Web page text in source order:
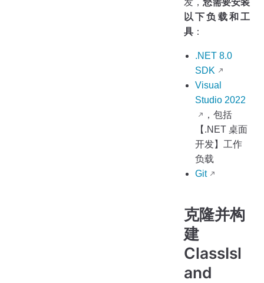
发， 您需要安装
以下负载和工
具 ：
.NET 8.0
SDK
Visual
Studio 2022
，包括
【.NET 桌面
开发】工作
负载
Git
克隆并构
建
ClassIsl
and